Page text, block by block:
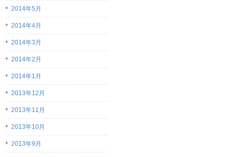
2014年5月
2014年4月
2014年3月
2014年2月
2014年1月
2013年12月
2013年11月
2013年10月
2013年9月